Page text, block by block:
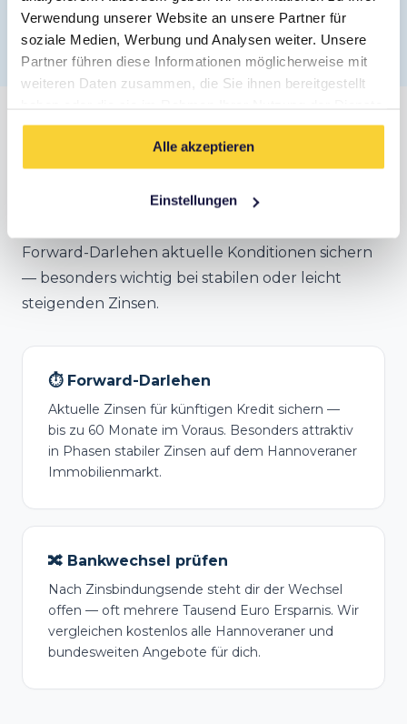
Verwendung unserer Website an unsere Partner für
soziale Medien, Werbung und Analysen weiter. Unsere
Partner führen diese Informationen möglicherweise mit
weiteren Daten zusammen, die Sie ihnen bereitgestellt
gesammelt haben.
Alle akzeptieren
Einstellungen
✓ Kostenlos · ✓ Unverbindlich · ✓ DSGVO-konform
Anschlussfinanzierung in Hannover
Hannover lohnt sich frühzeitiges Handeln.
Forward-Darlehen aktuelle Konditionen sichern
— besonders wichtig bei stabilen oder leicht
steigenden Zinsen.
⏱️ Forward-Darlehen
Aktuelle Zinsen für künftigen Kredit sichern —
bis zu 60 Monate im Voraus. Besonders attraktiv
in Phasen stabiler Zinsen auf dem Hannoveraner
Immobilienmarkt.
🔀 Bankwechsel prüfen
Nach Zinsbindungsende steht dir der Wechsel
offen — oft mehrere Tausend Euro Ersparnis. Wir
vergleichen kostenlos alle Hannoveraner und
bundesweiten Angebote für dich.